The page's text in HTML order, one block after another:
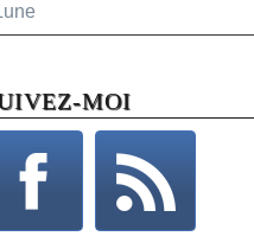
MOI